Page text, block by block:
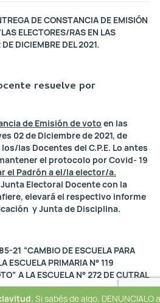
DE CONSTANCIA DE EMISIÓN
ELECTORES/RAS EN LAS
DICIEMBRE DEL 2021.
resuelve por
de Emisión de voto en las
02 de Diciembre de 2021, de
las Docentes del C.P.E. Lo antes
el protocolo por Covid- 19
el Padrón a el/la elector/a.
Electoral Docente con la
elevará el respectivo informe
y Junta de Disciplina.
21 “CAMBIO DE ESCUELA PARA
ESCUELA PRIMARIA N° 119
A LA ESCUELA N° 272 DE CUTRAL
Si sabés de algo, DENUNCIALO